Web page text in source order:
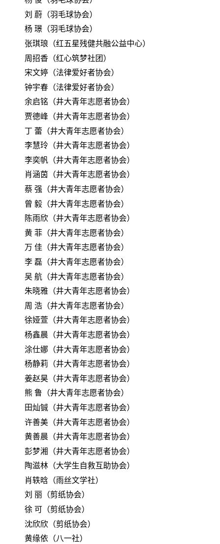
刘 蔚（羽毛球协会）
杨 璟（羽毛球协会）
张琪琅（红五星残健共融公益中心）
周招香（红心筑梦社团）
宋文婷（法律爱好者协会）
钟宇春（法律爱好者协会）
余启铭（井大青年志愿者协会）
贾德峰（井大青年志愿者协会）
丁 蕾（井大青年志愿者协会）
李慧玲（井大青年志愿者协会）
李奕帆（井大青年志愿者协会）
肖涵茵（井大青年志愿者协会）
蔡 强（井大青年志愿者协会）
曾 毅（井大青年志愿者协会）
陈雨欣（井大青年志愿者协会）
黄 菲（井大青年志愿者协会）
万 佳（井大青年志愿者协会）
李 磊（井大青年志愿者协会）
吴 航（井大青年志愿者协会）
朱晓雅（井大青年志愿者协会）
周 浩（井大青年志愿者协会）
徐娅萱（井大青年志愿者协会）
杨鑫晨（井大青年志愿者协会）
涂仕娜（井大青年志愿者协会）
杨静莉（井大青年志愿者协会）
姜赵昊（井大青年志愿者协会）
熊鲁（井大青年志愿者协会）
田灿铖（井大青年志愿者协会）
许善美（井大青年志愿者协会）
黄善晨（井大青年志愿者协会）
彭梦湘（井大青年志愿者协会）
陶滋林（大学生自救互助协会）
肖轶晗（雨丝文学社）
刘 丽（剪纸协会）
徐 可（剪纸协会）
沈欣欣（剪纸协会）
黄缘依（八一社）